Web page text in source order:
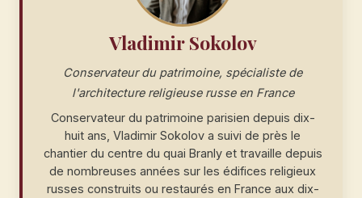
Vladimir Sokolov
Conservateur du patrimoine, spécialiste de
l'architecture religieuse russe en France
Conservateur du patrimoine parisien depuis dix-
huit ans, Vladimir Sokolov a suivi de près le
chantier du centre du quai Branly et travaille depuis
de nombreuses années sur les édifices religieux
russes construits ou restaurés en France aux dix-